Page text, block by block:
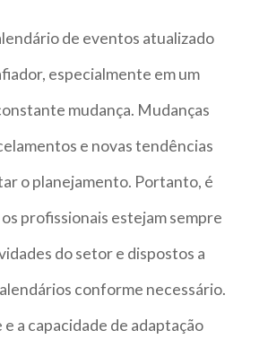
de eventos atualizado
especialmente em um
mudança. Mudanças
e novas tendências
o planejamento. Portanto, é
profissionais estejam sempre
do setor e dispostos a
conforme necessário.
a capacidade de adaptação